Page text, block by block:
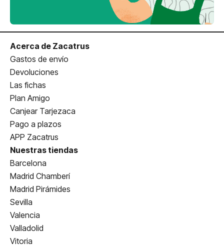
Acerca de Zacatrus
Gastos de envío
Devoluciones
Las fichas
Plan Amigo
Canjear Tarjezaca
Pago a plazos
APP Zacatrus
Nuestras tiendas
Barcelona
Madrid Chamberí
Madrid Pirámides
Sevilla
Valencia
Valladolid
Vitoria